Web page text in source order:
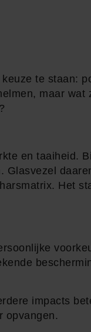
te staan:
maar wat
en taaiheid.
Glasvezel
Het
impacts
opvangen.